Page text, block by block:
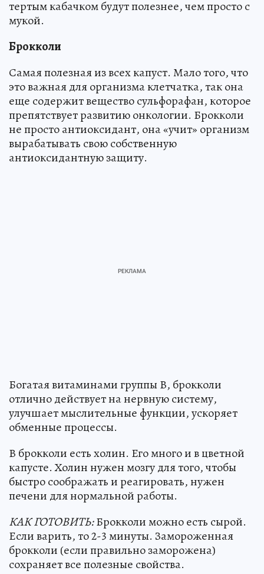
тертым кабачком будут полезнее, чем просто с
мукой.
Брокколи
Самая полезная из всех капуст. Мало того, что
это важная для организма клетчатка, так она
еще содержит вещество сульфорафан, которое
препятствует развитию онкологии. Брокколи
не просто антиоксидант, она «учит» организм
вырабатывать свою собственную
антиоксидантную защиту.
Богатая витаминами группы В, брокколи
отлично действует на нервную систему,
улучшает мыслительные функции, ускоряет
обменные процессы.
В брокколи есть холин. Его много и в цветной
капусте. Холин нужен мозгу для того, чтобы
быстро соображать и реагировать, нужен
печени для нормальной работы.
КАК ГОТОВИТЬ:Брокколи можно есть сырой.
Если варить, то 2-3 минуты. Замороженная
брокколи (если правильно заморожена)
сохраняет все полезные свойства.